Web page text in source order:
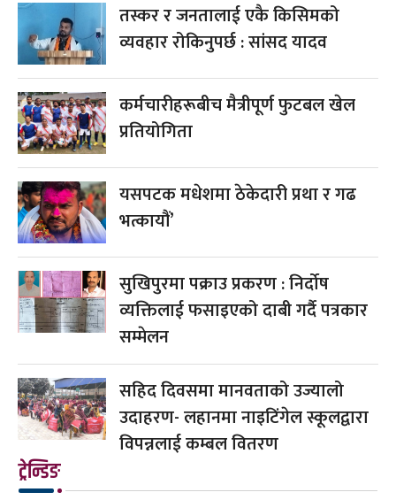
तस्कर र जनतालाई एकै किसिमको
व्यवहार रोकिनुपर्छ : सांसद यादव
कर्मचारीहरूबीच मैत्रीपूर्ण फुटबल खेल
प्रतियोगिता
यसपटक मधेशमा ठेकेदारी प्रथा र गढ
भत्कायौं’
सुखिपुरमा पक्राउ प्रकरण : निर्दोष
व्यक्तिलाई फसाइएको दाबी गर्दै पत्रकार
सम्मेलन
सहिद दिवसमा मानवताको उज्यालो
उदाहरण- लहानमा नाइटिंगेल स्कूलद्वारा
विपन्नलाई कम्बल वितरण
ट्रेन्डिङ